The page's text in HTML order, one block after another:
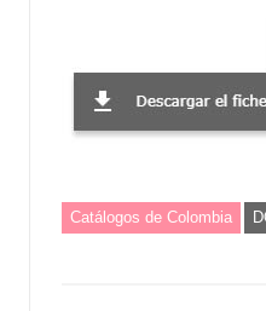
Catálogos de Colombia